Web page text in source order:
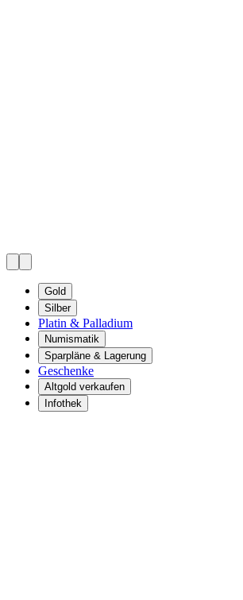
Gold
Silber
Platin & Palladium
Numismatik
Sparpläne & Lagerung
Geschenke
Altgold verkaufen
Infothek